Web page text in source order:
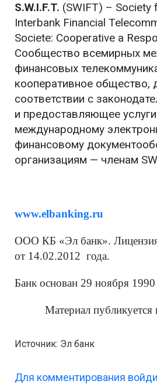
S.W.I.F.T. (SWIFT) – Society
Interbank Financial
Societe: Cooperative a
Сообщество всемирных
финансовых
кооперативное общество,
соответствии с
и предоставляющее
международному
финансовому
организациям — членам
www.elbanking.ru
ООО КБ «Эл банк».
от 14.02.2012 года.
Банк основан 29 ноября 1990
Материал публикуется
Источник: Эл банк
Для комментирования